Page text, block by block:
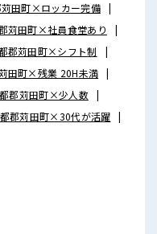
田町×ロッカー完備
苅田町×社員食堂あり
郡苅田町×シフト制
田町×残業 20H未満
郡苅田町×少人数
郡苅田町×30代が活躍